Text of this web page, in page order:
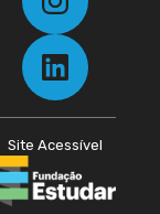
Site Acessível